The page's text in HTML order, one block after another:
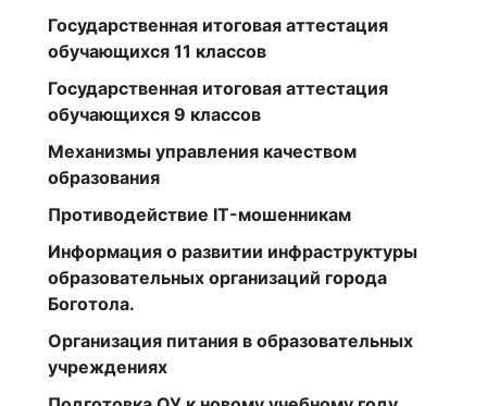
Государственная итоговая аттестация
обучающихся 11 классов
Государственная итоговая аттестация
обучающихся 9 классов
Механизмы управления качеством
образования
Противодействие IT-мошенникам
Информация о развитии инфраструктуры
образовательных организаций города
Боготола.
Организация питания в образовательных
учреждениях